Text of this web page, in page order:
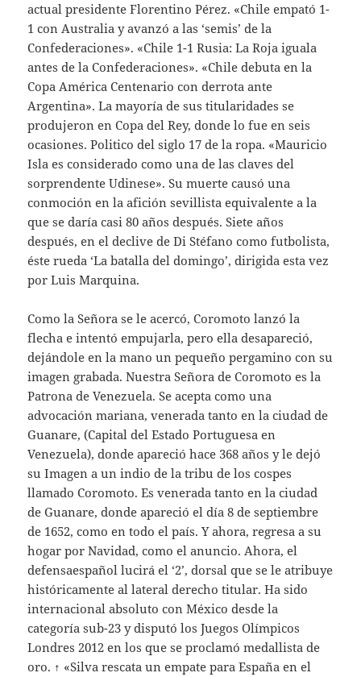
actual presidente Florentino Pérez. «Chile empató 1-
1 con Australia y avanzó a las ‘semis’ de la
Confederaciones». «Chile 1-1 Rusia: La Roja iguala
antes de la Confederaciones». «Chile debuta en la
Copa América Centenario con derrota ante
Argentina». La mayoría de sus titularidades se
produjeron en Copa del Rey, donde lo fue en seis
ocasiones. Politico del siglo 17 de la ropa. «Mauricio
Isla es considerado como una de las claves del
sorprendente Udinese». Su muerte causó una
conmoción en la afición sevillista equivalente a la
que se daría casi 80 años después. Siete años
después, en el declive de Di Stéfano como futbolista,
éste rueda ‘La batalla del domingo’, dirigida esta vez
por Luis Marquina.
Como la Señora se le acercó, Coromoto lanzó la
flecha e intentó empujarla, pero ella desapareció,
dejándole en la mano un pequeño pergamino con su
imagen grabada. Nuestra Señora de Coromoto es la
Patrona de Venezuela. Se acepta como una
advocación mariana, venerada tanto en la ciudad de
Guanare, (Capital del Estado Portuguesa en
Venezuela), donde apareció hace 368 años y le dejó
su Imagen a un indio de la tribu de los cospes
llamado Coromoto. Es venerada tanto en la ciudad
de Guanare, donde apareció el día 8 de septiembre
de 1652, como en todo el país. Y ahora, regresa a su
hogar por Navidad, como el anuncio. Ahora, el
defensaespañol lucirá el ‘2’, dorsal que se le atribuye
históricamente al lateral derecho titular. Ha sido
internacional absoluto con México desde la
categoría sub-23 y disputó los Juegos Olímpicos
Londres 2012 en los que se proclamó medallista de
oro. ↑ «Silva rescata un empate para España en el